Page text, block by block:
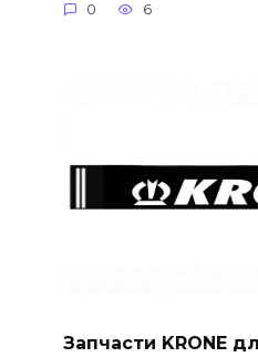
0 6
Запчасти KRONE